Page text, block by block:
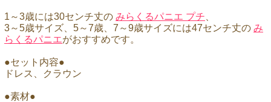
1～3歳には30センチ丈の みらくるパニエ プチ、
3～5歳サイズ、5～7歳、7～9歳サイズには47センチ丈の み
らくるパニエがおすすめです。
●セット内容●
ドレス、クラウン
●素材●